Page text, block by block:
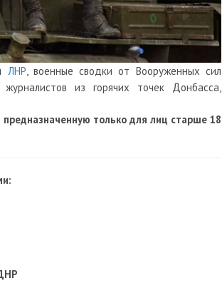
ЛНР, военные сводки от Вооруженных сил
из горячих точек Донбасса,
только для лиц старше 18